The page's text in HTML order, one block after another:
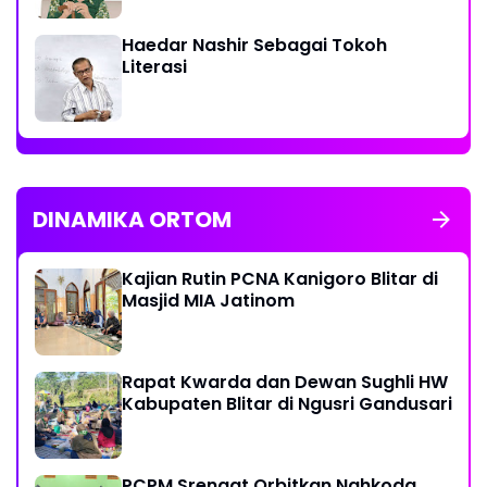
Haedar Nashir Sebagai Tokoh
Literasi
DINAMIKA ORTOM
Kajian Rutin PCNA Kanigoro Blitar di
Masjid MIA Jatinom
Rapat Kwarda dan Dewan Sughli HW
Kabupaten Blitar di Ngusri Gandusari